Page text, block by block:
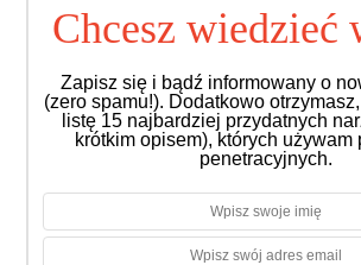
Chcesz wiedzieć
Zapisz się i bądź informowany o
(zero spamu!). Dodatkowo
listę 15 najbardziej przydatnych
krótkim opisem), których używam
penetracyjnych.